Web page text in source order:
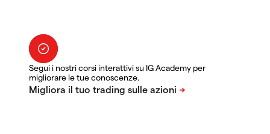
Segui i nostri corsi interattivi su IG Academy per
migliorare le tue conoscenze.